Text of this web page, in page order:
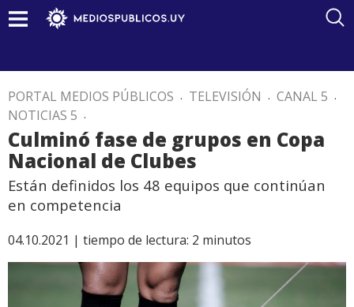
PORTAL MEDIOS PÚBLICOS . TELEVISIÓN . CANAL 5 .
NOTICIAS 5 .
Culminó fase de grupos en Copa
Nacional de Clubes
Están definidos los 48 equipos que continúan
en competencia
04.10.2021 | tiempo de lectura: 2 minutos